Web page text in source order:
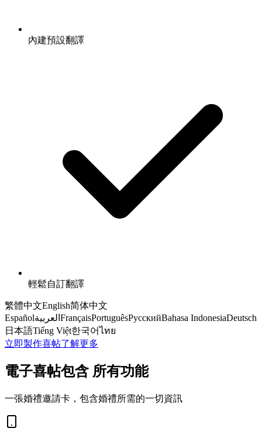
內建預設翻譯
輕鬆自訂翻譯
繁體中文English简体中文
Españolالعربية FrançaisPortuguêsРусскийBahasa IndonesiaDeutsch
日本語Tiếng Việt한국어ไทย
立即製作喜帖了解更多
電子喜帖包含 所有功能
一張婚禮邀請卡，包含婚禮所需的一切資訊